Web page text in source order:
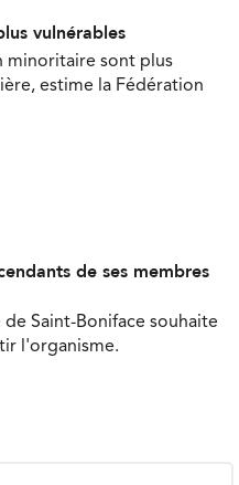
vulnérables
minoritaire sont plus
estime la Fédération
de ses membres
Saint-Boniface souhaite
l'organisme.